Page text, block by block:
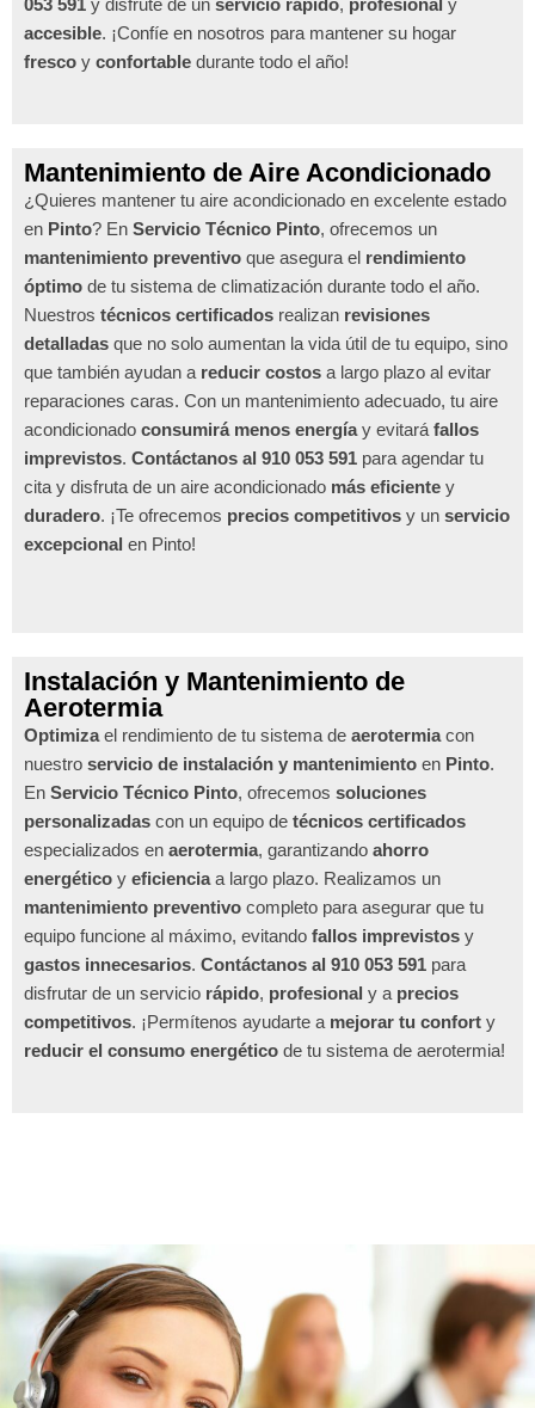
053 591 y disfrute de un servicio rápido, profesional y
accesible. ¡Confíe en nosotros para mantener su hogar
fresco y confortable durante todo el año!
Mantenimiento de Aire Acondicionado
¿Quieres mantener tu aire acondicionado en excelente estado
en Pinto? En Servicio Técnico Pinto, ofrecemos un
mantenimiento preventivo que asegura el rendimiento
óptimo de tu sistema de climatización durante todo el año.
Nuestros técnicos certificados realizan revisiones
detalladas que no solo aumentan la vida útil de tu equipo, sino
que también ayudan a reducir costos a largo plazo al evitar
reparaciones caras. Con un mantenimiento adecuado, tu aire
acondicionado consumirá menos energíay evitará fallos
imprevistos. Contáctanos al 910 053 591 para agendar tu
cita y disfruta de un aire acondicionado más eficiente y
duradero. ¡Te ofrecemos precios competitivos y un servicio
excepcional en Pinto!
Instalación y Mantenimiento de
Aerotermia
Optimizael rendimiento de tu sistema de aerotermiacon
nuestro servicio de instalación y mantenimiento en Pinto.
En Servicio Técnico Pinto, ofrecemos soluciones
personalizadas con un equipo de técnicos certificados
especializados en aerotermia, garantizando ahorro
energético y eficienciaa largo plazo. Realizamos un
mantenimiento preventivo completo para asegurar que tu
equipo funcione al máximo, evitando fallos imprevistos y
gastos innecesarios. Contáctanos al 910 053 591 para
disfrutar de un servicio rápido, profesional y a precios
competitivos. ¡Permítenos ayudarte a mejorar tu confort y
reducir el consumo energético de tu sistema de aerotermia!